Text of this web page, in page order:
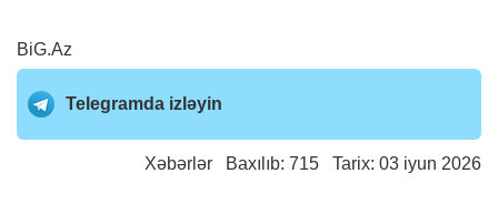
BiG.Az
Telegramda izləyin
Xəbərlər Baxılıb: 715 Tarix: 03 iyun 2026